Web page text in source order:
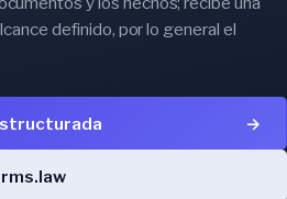
definido, por lo general el
→